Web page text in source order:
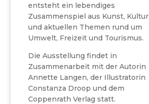
entsteht ein lebendiges
Zusammenspiel aus Kunst, Kultur
und aktuellen Themen rund um
Umwelt, Freizeit und Tourismus.
Die Ausstellung findet in
Zusammenarbeit mit der Autorin
Annette Langen, der Illustratorin
Constanza Droop und dem
Coppenrath Verlag statt.